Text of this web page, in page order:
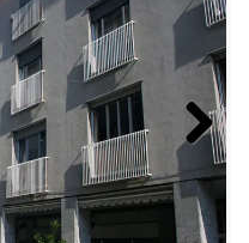
Next